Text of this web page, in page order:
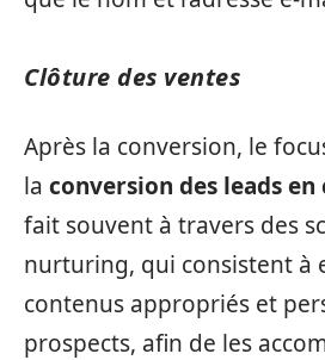
Clôture des ventes
Après la conversion, le
la conversion des leads en
fait souvent à travers des
nurturing, qui consistent à
contenus appropriés et
prospects, afin de les